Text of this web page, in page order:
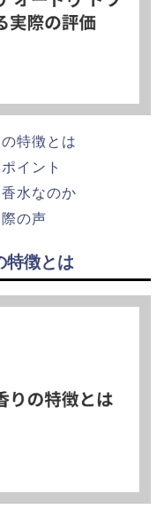
特徴とは
イント
水なのか
の声
特徴とは